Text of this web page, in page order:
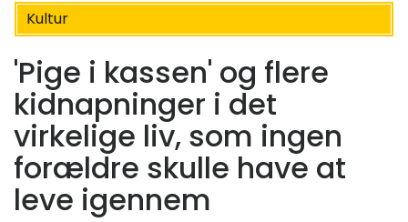
Kultur
'Pige i kassen' og flere
kidnapninger i det
virkelige liv, som ingen
forældre skulle have at
leve igennem